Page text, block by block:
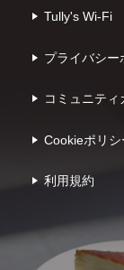
Tully's Wi-Fi
プライバシー
コミュニティ
Cookieポリシ
利⽤規約